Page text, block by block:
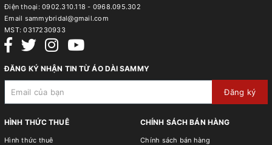
Điện thoại: 0902.310.118 - 0968.095.302
Email sammybridal@gmail.com
MST:0317230933
ĐĂNG KÝ NHẬN TIN TỪ ÁO DÀI SAMMY
Đăng ký
HÌNH THỨC THUÊ
Hình thức thuê
CHÍNH SÁCH BÁN HÀNG
Chính sách bán hàng